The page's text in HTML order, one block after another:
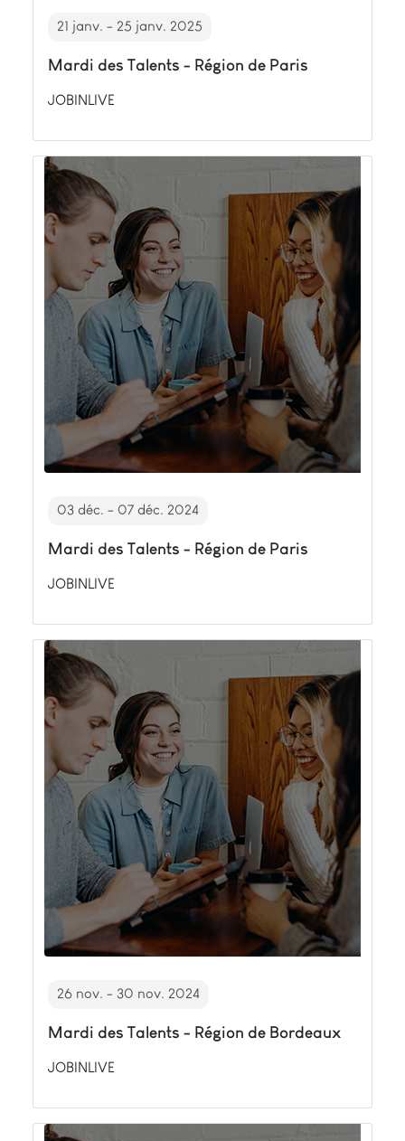
21 janv. - 25 janv. 2025
Mardi des Talents - Région de Paris
JOBINLIVE
03 déc. - 07 déc. 2024
Mardi des Talents - Région de Paris
JOBINLIVE
26 nov. - 30 nov. 2024
Mardi des Talents - Région de Bordeaux
JOBINLIVE